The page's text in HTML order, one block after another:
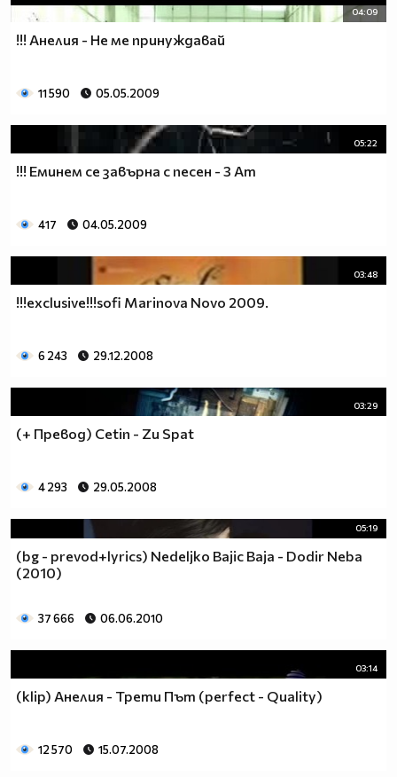
04:09
!!! Анелия - Не ме принуждавай
11 590 05.05.2009
05:22
!!! Еминем се завърна с песен - 3 Am
417 04.05.2009
03:48
!!!exclusive!!!sofi Marinova Novo 2009.
6 243 29.12.2008
03:29
(+ Превод) Cetin - Zu Spat
4 293 29.05.2008
05:19
(bg - prevod+lyrics) Nedeljko Bajic Baja - Dodir Neba
(2010)
37 666 06.06.2010
03:14
(klip) Анелия - Трети Път (perfect - Quality)
12 570 15.07.2008